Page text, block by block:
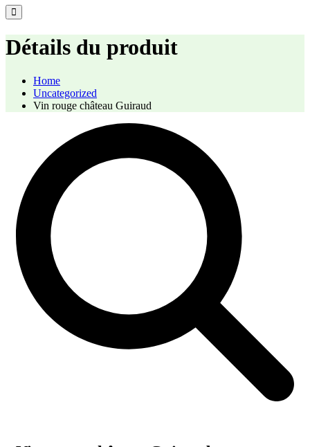
Détails du produit
Home
Uncategorized
Vin rouge château Guiraud